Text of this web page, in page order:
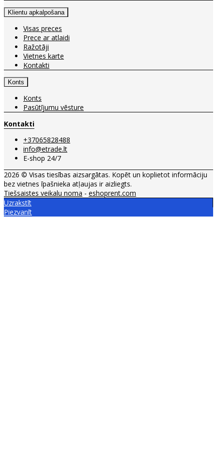
Klientu apkalpošana
Visas preces
Prece ar atlaidi
Ražotāji
Vietnes karte
Kontakti
Konts
Konts
Pasūtījumu vēsture
Kontakti
+37065828488
info@etrade.lt
E-shop 24/7
2026 © Visas tiesības aizsargātas. Kopēt un koplietot informāciju
bez vietnes īpašnieka atļaujas ir aizliegts.
Tiešsaistes veikalu noma - eshoprent.com
Uzrakstīt
Piezvanīt